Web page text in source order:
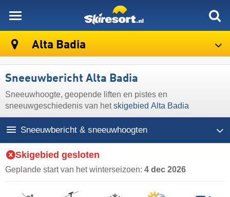
Alta Badia
Sneeuwbericht Alta Badia
Sneeuwhoogte, geopende liften en pistes en
sneeuwgeschiedenis van hetskigebied Alta Badia
Sneeuwbericht & sneeuwhoogten
Skigebied gesloten
Geplande start van het winterseizoen: 4 dec 2026